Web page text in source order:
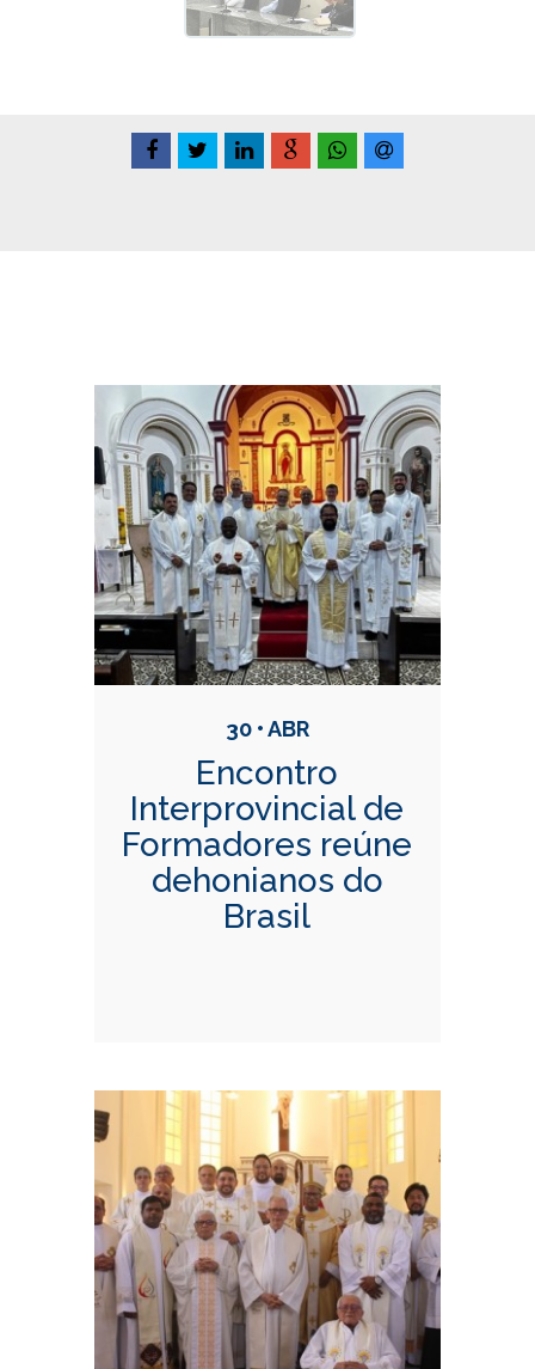
Conteúdo Relacionadas
30 • ABR
Encontro
Interprovincial de
Formadores reúne
dehonianos do
Brasil